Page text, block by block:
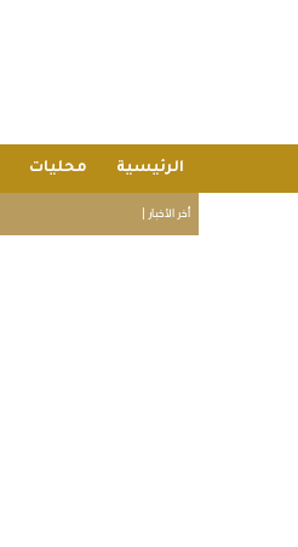
الرئيسية محليات
أخر الأخبار |